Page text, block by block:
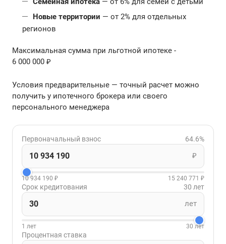
Новые территории — от 2% для отдельных
регионов
Максимальная сумма при льготной ипотеке -
6 000 000 ₽
Условия предварительные — точный расчет можно
получить у ипотечного брокера или своего
персонального менеджера
Первоначальный взнос 64.6%
₽
10 934 190 ₽ 15 240 771 ₽
Срок кредитования 30 лет
лет
1 лет 30 лет
Процентная ставка